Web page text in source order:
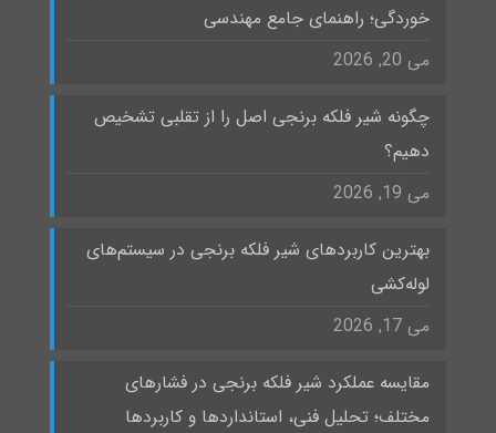
خوردگی؛ راهنمای جامع مهندسی
می 20, 2026
چگونه شیر فلکه برنجی اصل را از تقلبی تشخیص
دهیم؟
می 19, 2026
بهترین کاربردهای شیر فلکه برنجی در سیستم‌های
لوله‌کشی
می 17, 2026
مقایسه عملکرد شیر فلکه برنجی در فشارهای
مختلف؛ تحلیل فنی، استانداردها و کاربردها